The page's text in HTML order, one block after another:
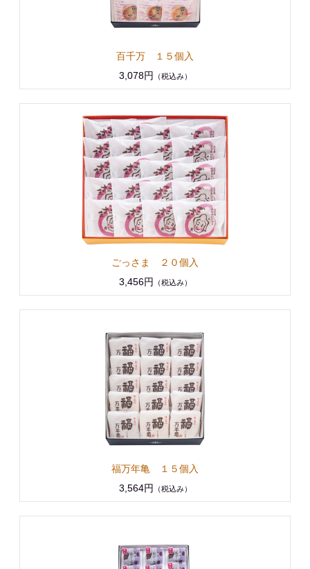
百千万 １５個入
3,078円
（税込み）
ごっさま ２０個入
3,456円
（税込み）
福万年亀 １５個入
3,564円
（税込み）